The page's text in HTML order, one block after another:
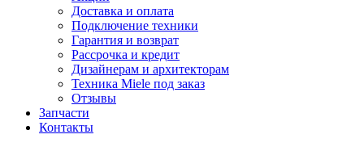
Доставка и оплата
Подключение техники
Гарантия и возврат
Рассрочка и кредит
Дизайнерам и архитекторам
Техника Miele под заказ
Отзывы
Запчасти
Контакты